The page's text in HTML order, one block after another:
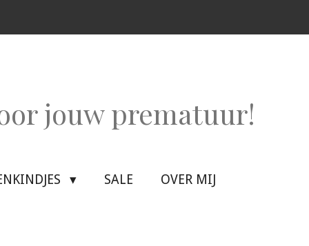
jouw prematuur!
SALE OVER MIJ